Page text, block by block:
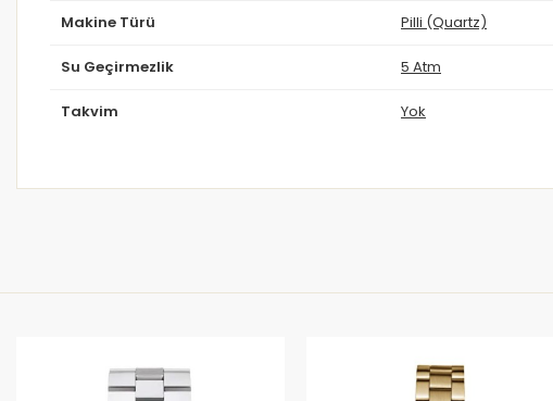
Makine Türü Pilli (Quartz)
Su Geçirmezlik 5 Atm
Takvim Yok